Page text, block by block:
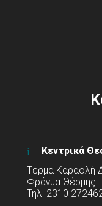
Κεντρικά
Τέρμα Καραολή
Φράγμα Θέρμης
Τηλ: 2310